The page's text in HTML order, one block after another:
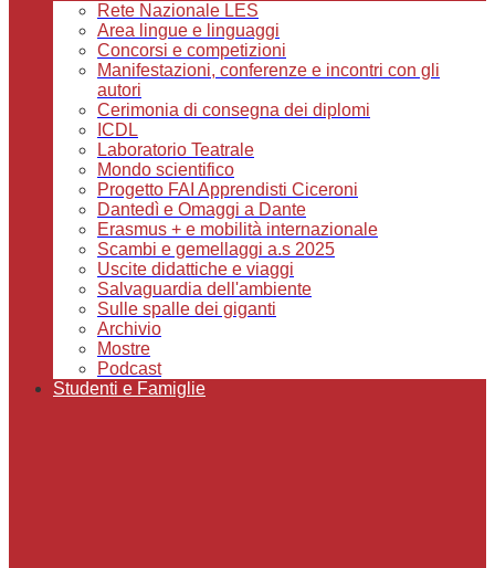
Rete Nazionale LES
Area lingue e linguaggi
Concorsi e competizioni
Manifestazioni, conferenze e incontri con gli
autori
Cerimonia di consegna dei diplomi
ICDL
Laboratorio Teatrale
Mondo scientifico
Progetto FAI Apprendisti Ciceroni
Dantedì e Omaggi a Dante
Erasmus + e mobilità internazionale
Scambi e gemellaggi a.s 2025
Uscite didattiche e viaggi
Salvaguardia dell'ambiente
Sulle spalle dei giganti
Archivio
Mostre
Podcast
Studenti e Famiglie